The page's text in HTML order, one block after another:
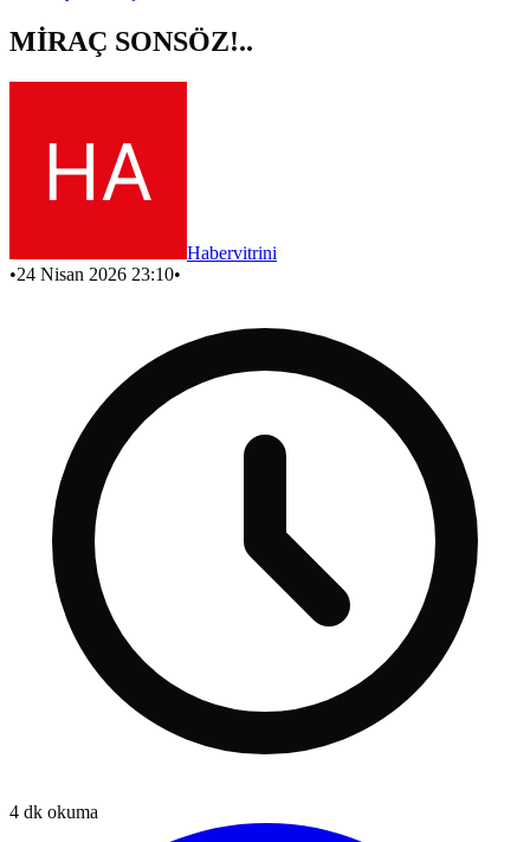
MİRAÇ SONSÖZ!..
Habervitrini
•24 Nisan 2026 23:10•
4 dk okuma